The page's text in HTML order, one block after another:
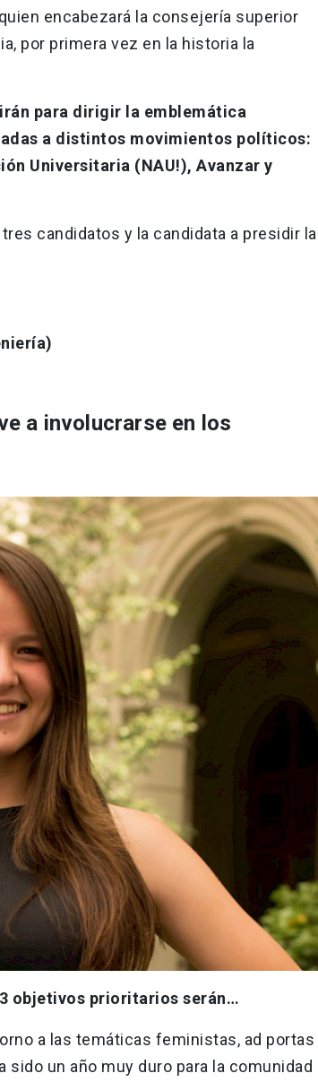
encabezará la consejería superior
por primera vez en la historia la
para dirigir la emblemática
a distintos movimientos políticos:
Universitaria (NAU!), Avanzar y
candidatos y la candidata a presidir la
a involucrarse en los
objetivos prioritarios serán…
a las temáticas feministas, ad portas
un año muy duro para la comunidad